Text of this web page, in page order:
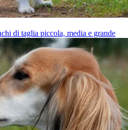
di taglia piccola, media e grande